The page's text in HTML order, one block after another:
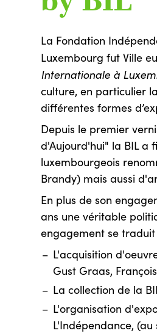
La Fondation
Luxembourg fut Ville
Internationale à
culture, en particulier
différentes formes
Depuis le premier
d'Aujourd'hui" la BIL a
luxembourgeois
Brandy) mais aussi
En plus de son
ans une véritable
engagement se
L'acquisition
Gust Graas,
La collection de la
L'organisation
L'Indépendance,